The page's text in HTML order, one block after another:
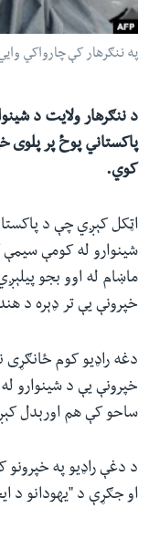
ته
لاړ
شئ
ژبې
په ننګرهار کې چارواکي
د ننګرهار ولایت د
پاکستاني پوځ پر پلوی
کوي.
اټکل کېږي چې د
ماښام له اوو بجو
خپرونې یې تر ډېره د
دغه راډیو کوم ځانګړی
خپرونې یې د شینوارو
ساحو کې هم اورېدل
د دغې راډیو په
او جګړې د "یهودانو د